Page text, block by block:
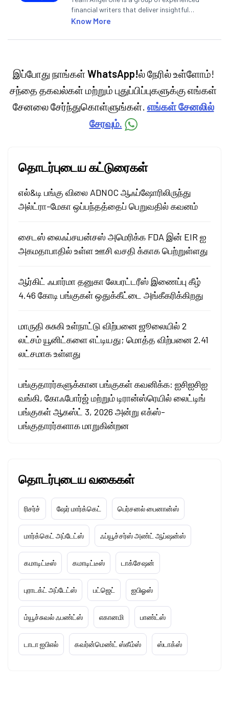
financial writers that deliver insightful
articles on the stock market, IPO, economy,
categories.
Know More
இப்போது நாங்கள் WhatsApp!ல் நேரில் உள்ளோம்!
சந்தை தகவல்கள் மற்றும் புதுப்பிப்புகளுக்கு எங்கள்
சேனலை சேர்ந்துகொள்ளுங்கள். எங்கள் சேனலில்
சேரவும்.
தொடர்புடைய கட்டுரைகள்
எல்&டி பங்கு விலை ADNOC ஆஃப்ஷோரிலிருந்து
அல்ட்ரா-மேகா ஒப்பந்தத்தைப் பெறுவதில் கவனம்
சைடஸ் லைஃப்சயன்சஸ் அமெரிக்க FDA இன் EIR ஐ
அகமதாபாதில் உள்ள ஊசி வசதி க்காக பெற்றுள்ளது
ஆர்கிட் ஃபார்மா தனுகா லேபரட்டரீஸ் இணைப்பு கீழ்
4.46 கோடி பங்குகள் ஒதுக்கீட்டை அங்கீகரிக்கிறது
மாருதி சுசுகி உள்நாட்டு விற்பனை ஜூலையில் 2
லட்சம் யூனிட்களை எட்டியது; மொத்த விற்பனை 2.41
லட்சமாக உள்ளது
பங்குதாரர்களுக்கான பங்குகள் கவனிக்க: ஐசிஐசிஐ
வங்கி, கோஃபோர்ஜ் மற்றும் டிரான்ஸ்ரெயில் லைட்டிங்
பங்குகள் ஆகஸ்ட் 3, 2026 அன்று எக்ஸ்-
பங்குதாரர்களாக மாறுகின்றன
தொடர்புடைய வகைகள்
ரிசர்ச் ஷேர் மார்க்கெட் பெர்சனல் பைனான்ஸ்
மார்க்கெட் அப்டேட்ஸ் ஃப்யூச்சர்ஸ் அண்ட் ஆப்ஷன்ஸ்
கமாடிட்டீஸ் கமாடிட்டீஸ் டாக்சேஷன்
புராடக்ட் அப்டேட்ஸ் பட்ஜெட் ஐபிஓஸ்
ம்யூச்சுவல் ஃபண்ட்ஸ் எகானமி பாண்ட்ஸ்
டாடா ஐபிஎல் கவர்ன்மெண்ட் ஸ்கீம்ஸ் ஸ்டாக்ஸ்